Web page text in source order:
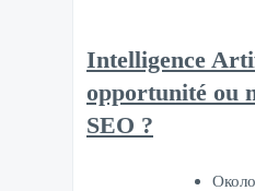
Intelligence
opportunité ou
SEO ?